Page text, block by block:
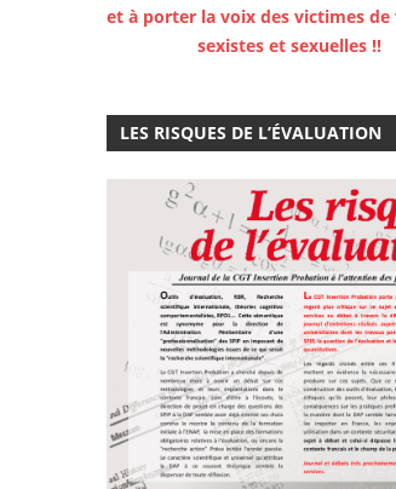
et à porter la voix des victimes de
sexistes et sexuelles !!
LES RISQUES DE L’ÉVALUATION